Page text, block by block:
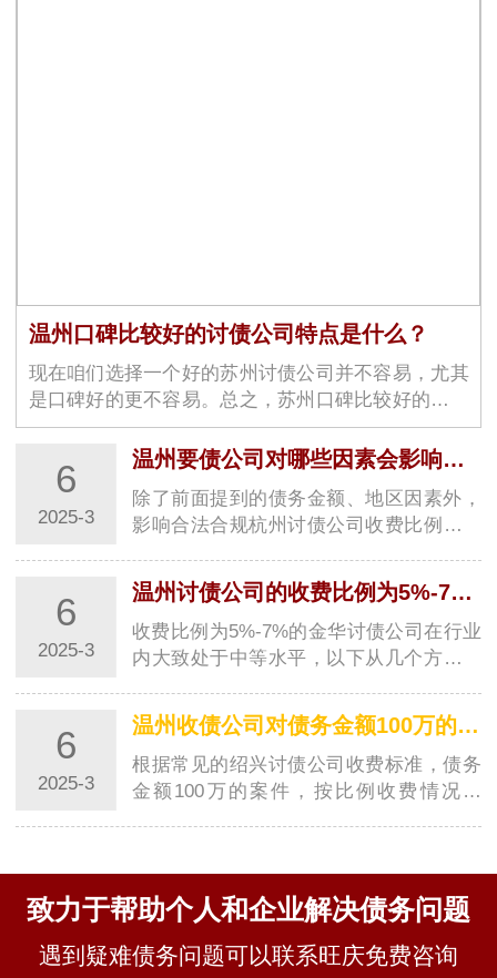
温州口碑比较好的讨债公司特点是什么？
现在咱们选择一个好的苏州讨债公司并不容易，尤其
是口碑好的更不容易。总之，苏州口碑比较好的讨债
公司具有高素质的专业团队、保障债权人权益、高效
率、良好的沟通能力、严谨的工作态度、灵活性、良
好…6
2025-3
温州要债公司对哪些因素会影响的收费比例？
除了前面提到的债务金额、地区因素外，
影响合法合规杭州讨债公司收费比例的因
度- **债务关系清晰度**：如果债务关系明
确，有清晰的借条、合同等证据，收账难
度相…
6
2025-3
温州讨债公司的收费比例为5%-7%在行业内属于什么水平？
收费比例为5%-7%的金华讨债公司在行业
内大致处于中等水平，以下从几个方面来
对比- **与低收费比例金华讨债公司对比
**：一般来说，一些金华讨债公司收费比
例可能…
6
2025-3
温州收债公司对债务金额100万的案件按比例收费大概是多少？
根据常见的绍兴讨债公司收费标准，债务
金额100万的案件，按比例收费情况如
较高比例7%收费**：收费金额为\(100万
\times7…
致力于帮助个人和企业解决债务问题
遇到疑难债务问题可以联系旺庆免费咨询